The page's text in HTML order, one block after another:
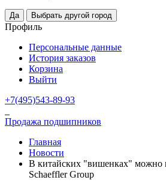
Профиль
Персональные данные
История заказов
Корзина
Выйти
+7(495)543-89-93
Продажа подшипников
Главная
Новости
В китайских "вишенках" можно
Schaeffler Group